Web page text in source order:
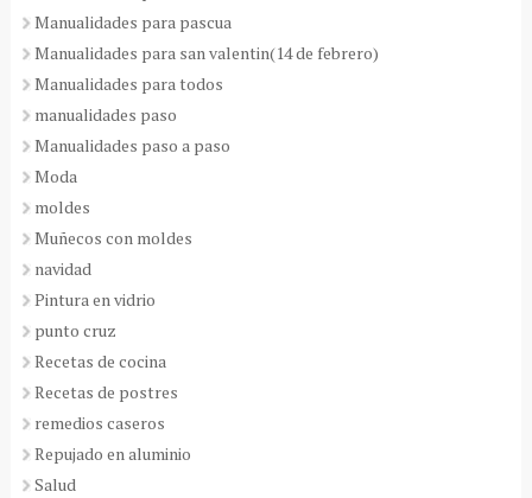
Manualidades para pascua
Manualidades para san valentin(14 de febrero)
Manualidades para todos
manualidades paso
Manualidades paso a paso
Moda
moldes
Muñecos con moldes
navidad
Pintura en vidrio
punto cruz
Recetas de cocina
Recetas de postres
remedios caseros
Repujado en aluminio
Salud